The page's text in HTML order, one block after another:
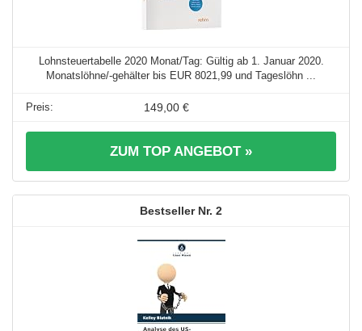
Lohnsteuertabelle 2020 Monat/Tag: Gültig ab 1. Januar 2020.
Monatslöhne/-gehälter bis EUR 8021,99 und Tageslöhn ...
149,00 €
ZUM TOP ANGEBOT »
2